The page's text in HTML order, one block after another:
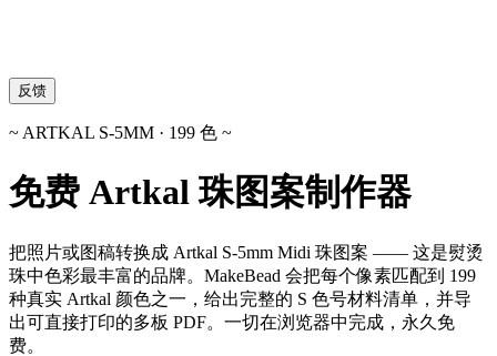
反馈
~ ARTKAL S-5MM · 199 色 ~
免费 Artkal 珠图案制作器
把照片或图稿转换成 Artkal S-5mm Midi 珠图案 —— 这是熨烫
珠中色彩最丰富的品牌。MakeBead 会把每个像素匹配到 199
种真实 Artkal 颜色之一，给出完整的 S 色号材料清单，并导
出可直接打印的多板 PDF。一切在浏览器中完成，永久免
费。